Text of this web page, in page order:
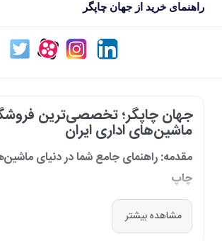
راهنمای خرید از جهان چاپگر
جهان چاپگر؛ تخصصی‌ترین
ماشین‌های اداری ایران
مقدمه: راهنمای جامع شما در دنیای
چاپ
در دنیای پرشتاب امروز که کسب‌وکارها و سازمان‌ها برای
فناوری‌های نوین وابسته‌اند، دسترسی به ابزارهای کارآمد
مشاهده بیشتر